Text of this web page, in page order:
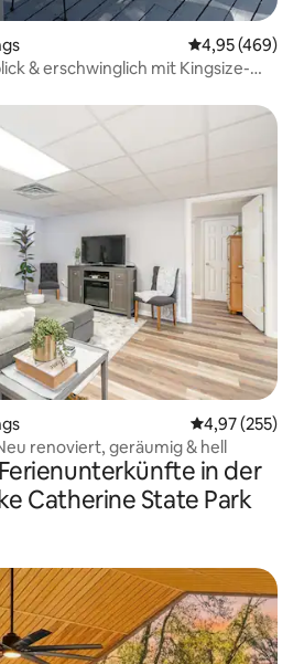
4,95 (469)
& erschwinglich mit Kingsize-
4,97 (255)
renoviert, geräumig & hell
in der
Catherine State Park